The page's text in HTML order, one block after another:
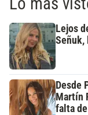
Lejos
Señuk,
Desde
Martín
falta